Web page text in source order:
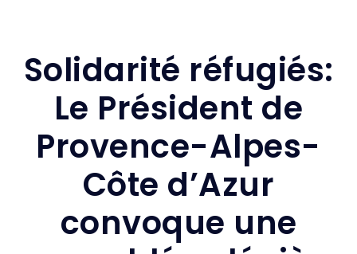
Solidarité réfugiés:
Le Président de
Provence-Alpes-
Côte d’Azur
convoque une